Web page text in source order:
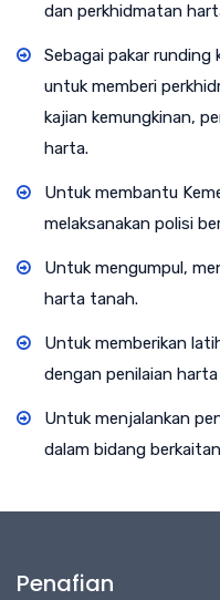
dan perkhidmatan
Sebagai pakar runding
untuk memberi
kajian kemungkinan,
harta.
Untuk membantu
melaksanakan polisi
Untuk mengumpul,
harta tanah.
Untuk memberikan
dengan penilaian
Untuk menjalankan
dalam bidang
Penafian